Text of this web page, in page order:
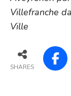
Villefranche
Ville
SHARES